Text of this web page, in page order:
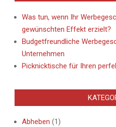
Was tun, wenn Ihr
gewünschten Effekt erzielt?
Budgetfreundliche
Unternehmen
Picknicktische für Ihren
Abheben (1)